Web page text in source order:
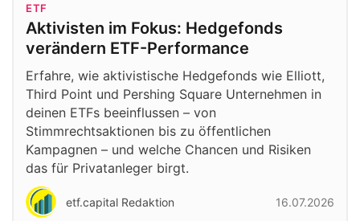
ETF
Aktivisten im Fokus: Hedgefonds
verändern ETF-Performance
Erfahre, wie aktivistische Hedgefonds wie Elliott,
Third Point und Pershing Square Unternehmen in
deinen ETFs beeinflussen – von
Stimmrechtsaktionen bis zu öffentlichen
Kampagnen – und welche Chancen und Risiken
das für Privatanleger birgt.
etf.capital Redaktion 16.07.2026